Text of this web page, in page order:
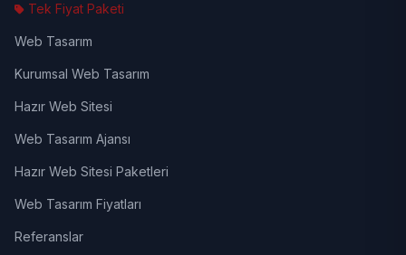
Tek Fiyat Paketi
Web Tasarım
Kurumsal Web Tasarım
Hazır Web Sitesi
Web Tasarım Ajansı
Hazır Web Sitesi Paketleri
Web Tasarım Fiyatları
Referanslar